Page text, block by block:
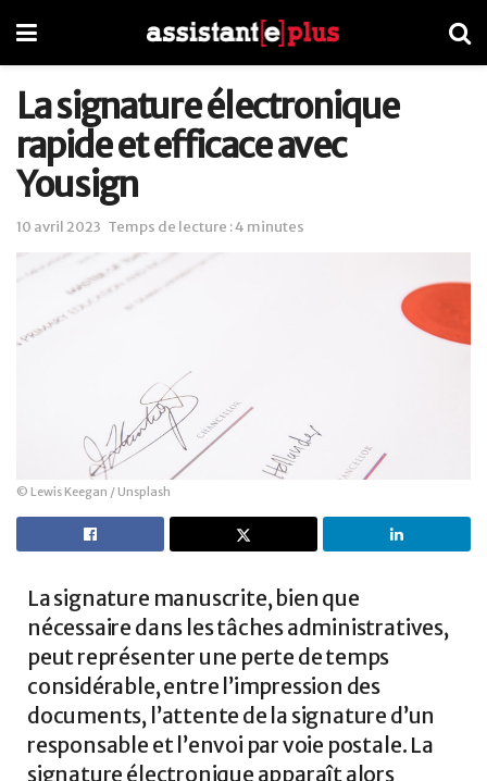
La signature électronique
rapide et efficace avec
Yousign
10 avril 2023 Temps de lecture : 4 minutes
© Lewis Keegan / Unsplash
La signature manuscrite, bien que
nécessaire dans les tâches administratives,
peut représenter une perte de temps
considérable, entre l’impression des
documents, l’attente de la signature d’un
responsable et l’envoi par voie postale. La
signature électronique apparaît alors